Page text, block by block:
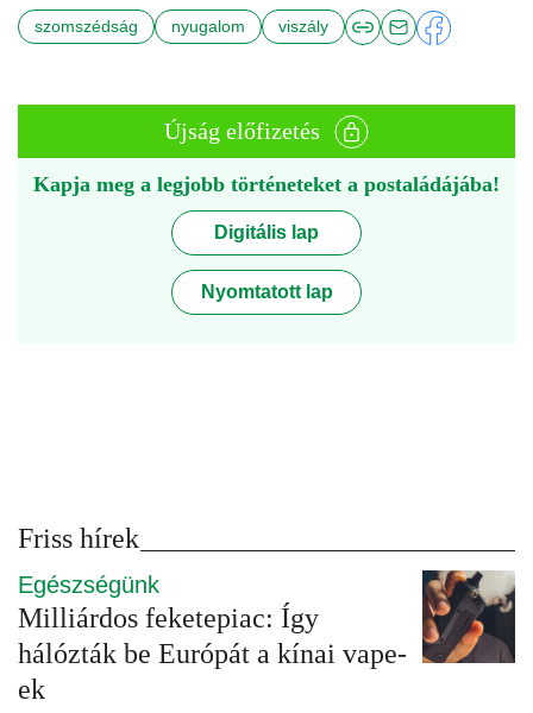
szomszédság nyugalom viszály
Újság előfizetés
Kapja meg a legjobb történeteket a postaládájába!
Digitális lap
Nyomtatott lap
Friss hírek
Egészségünk
Milliárdos feketepiac: Így
hálózták be Európát a kínai vape-
ek